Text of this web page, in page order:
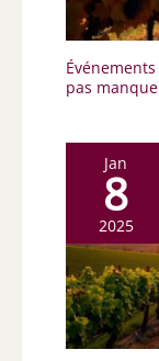
pas
Jan
8
2025